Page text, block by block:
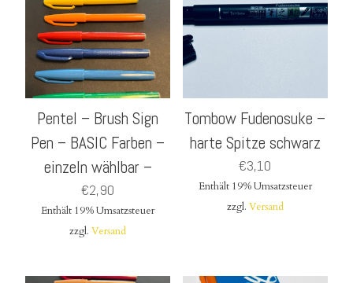
Pentel – Brush Sign
Pen – BASIC Farben –
einzeln wählbar –
€2,90
Enthält 19% Umsatzsteuer
zzgl.Versand
Tombow Fudenosuke –
harte Spitze schwarz
€3,10
Enthält 19% Umsatzsteuer
zzgl. Versand